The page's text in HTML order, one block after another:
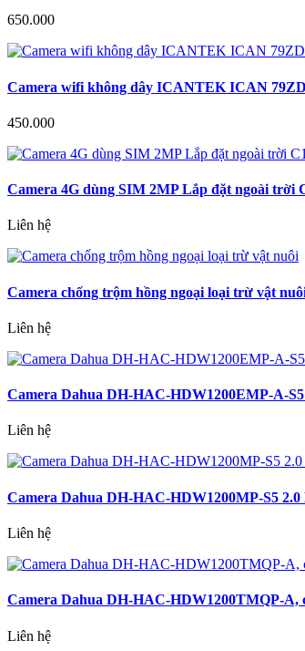
650.000
Camera wifi không dây ICANTEK ICAN
450.000
Camera 4G dùng SIM 2MP Lắp đặt ngoài trời
Liên hệ
Camera chống trộm hồng ngoại loại trừ vật
Liên hệ
Camera Dahua DH-HAC-HDW1200EMP-A-
Liên hệ
Camera Dahua DH-HAC-HDW1200MP-S5 2.0
Liên hệ
Camera Dahua DH-HAC-HDW1200TMQP-A,
Liên hệ